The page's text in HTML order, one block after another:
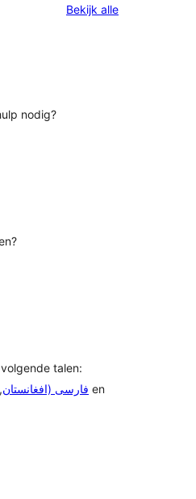
Bekijk allebeoordelingen
nodig?
talen:
(فارسی (افغانستان,
en